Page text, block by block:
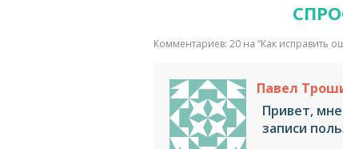
Комментариев: 20 на “Как исправить
Павел
Привет,
записи